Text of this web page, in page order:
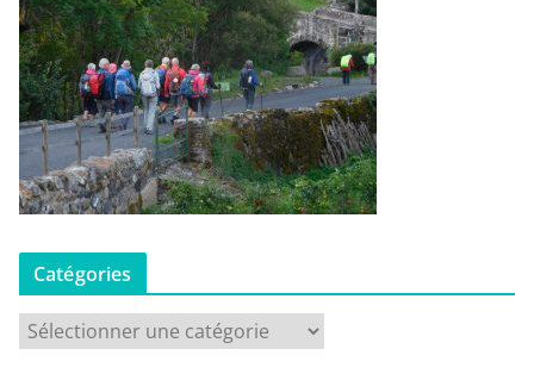
Catégories